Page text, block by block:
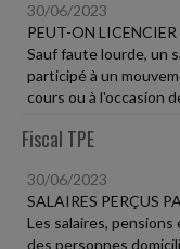
30/06/2023
PEUT-ON
Sauf faute lourde, un
participé à un
cours ou à l'occasion
Fiscal TPE
30/06/2023
SALAIRES PERÇUS
Les salaires,
des personnes